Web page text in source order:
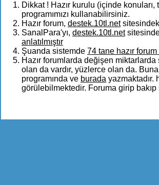
Dikkat ! Hazır kurulu (içinde
programımızı kullanabilirsiniz.
Hazır forum, destek.10tl.net
SanalPara'yı, destek.10tl.net
anlatılmıştır
Şuanda sistemde 74 tane hazır
Hazır forumlarda değişen
olan da vardır, yüzlerce olan da.
programında ve burada yazmaktadır.
görülebilmektedir. Foruma girip